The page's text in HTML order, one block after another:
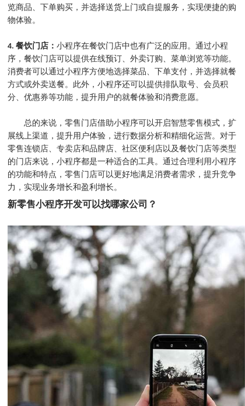
览商品、下单购买，并选择送货上门或自提服务，实现便捷的购
物体验。
4. 餐饮门店： 小程序在餐饮门店中也有广泛的应用。通过小程
序，餐饮门店可以提供在线预订、外卖订购、菜单浏览等功能。
消费者可以通过小程序方便地选择菜品、下单支付，并选择就餐
方式或外卖送餐。此外，小程序还可以提供排队取号、会员积
分、优惠券等功能，提升用户的就餐体验和消费意愿。
总的来说，零售门店借助小程序可以开启智慧零售模式，扩
展线上渠道，提升用户体验，进行数据分析和精细化运营。对于
零售连锁店、专卖店和品牌店、社区便利店以及餐饮门店等类型
的门店来说，小程序都是一种适合的工具。通过合理利用小程序
的功能和特点，零售门店可以更好地满足消费者需求，提升竞争
力，实现业务增长和盈利增长。
新零售小程序开发可以找哪家公司？